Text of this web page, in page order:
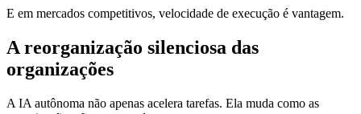
E em mercados competitivos, velocidade de execução é vantagem.
A reorganização silenciosa das
organizações
A IA autônoma não apenas acelera tarefas. Ela muda como as